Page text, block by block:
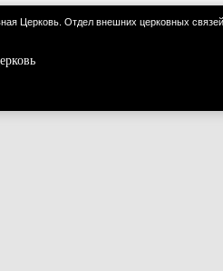
Церковь. Отдел внешних церковных связей